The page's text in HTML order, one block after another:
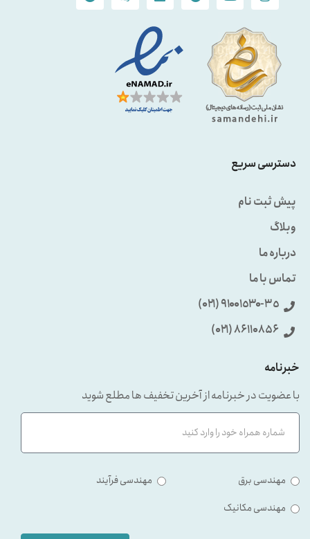
دسترسی سریع
پیش ثبت نام
وبلاگ
درباره ما
تماس با ما
٩۱۰۰۱٥۳۰-۳٥ (۰۲۱)
86110856 (۰۲۱)
خبرنامه
با عضویت در خبرنامه از آخرین تخفیف ها مطلع شوید
مهندسی برق
مهندسی فرآیند
مهندسی مکانیک